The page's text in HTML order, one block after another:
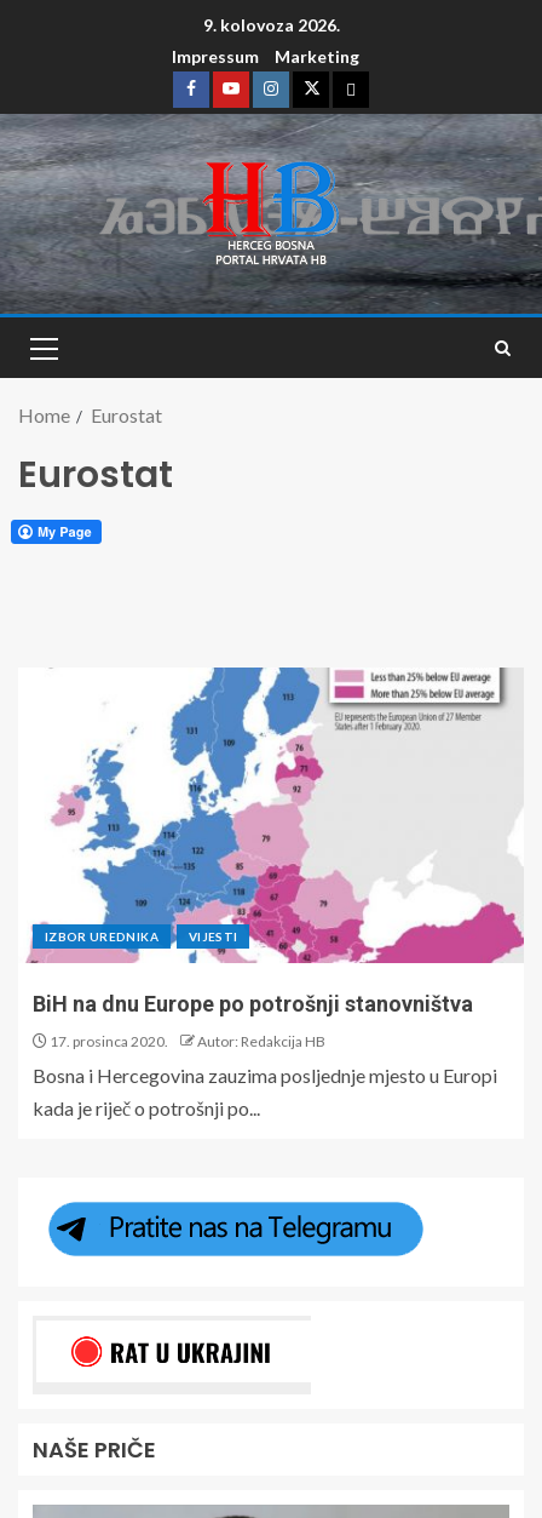
9. kolovoza 2026.
Impressum
Marketing
Home Eurostat
Eurostat
IZBOR UREDNIKA VIJESTI
BiH na dnu Europe po potrošnji stanovništva
17. prosinca 2020. Autor: Redakcija HB
Bosna i Hercegovina zauzima posljednje mjesto u Europi
kada je riječ o potrošnji po...
NAŠE PRIČE